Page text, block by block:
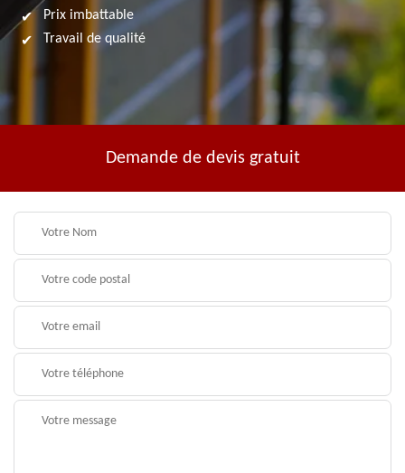
Prix imbattable
Travail de qualité
Demande de devis gratuit